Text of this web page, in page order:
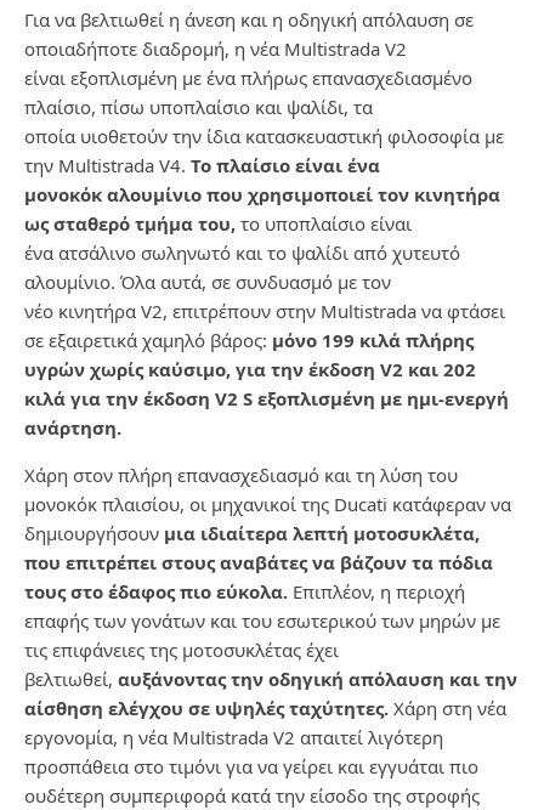
Για να βελτιωθεί η άνεση και η οδηγική απόλαυση σε
οποιαδήποτε διαδρομή, η νέα Multistrada V2
είναι εξοπλισμένη με ένα πλήρως επανασχεδιασμένο
πλαίσιο, πίσω υποπλαίσιο και ψαλίδι, τα
οποία υιοθετούν την ίδια κατασκευαστική φιλοσοφία με
την Multistrada V4. Το πλαίσιο είναι ένα
μονοκόκ αλουμίνιο που χρησιμοποιεί τον κινητήρα
ως σταθερό τμήμα του, το υποπλαίσιο είναι
ένα ατσάλινο σωληνωτό και το ψαλίδι από χυτευτό
αλουμίνιο. Όλα αυτά, σε συνδυασμό με τον
νέο κινητήρα V2, επιτρέπουν στην Multistrada να φτάσει
σε εξαιρετικά χαμηλό βάρος: μόνο 199 κιλά πλήρης
υγρών χωρίς καύσιμο, για την έκδοση V2 και 202
κιλά για την έκδοση V2 S εξοπλισμένη με ημι-ενεργή
ανάρτηση.
Χάρη στον πλήρη επανασχεδιασμό και τη λύση του
μονοκόκ πλαισίου, οι μηχανικοί της Ducati κατάφεραν να
δημιουργήσουν μια ιδιαίτερα λεπτή μοτοσυκλέτα,
που επιτρέπει στους αναβάτες να βάζουν τα πόδια
τους στο έδαφος πιο εύκολα. Επιπλέον, η περιοχή
επαφής των γονάτων και του εσωτερικού των μηρών με
τις επιφάνειες της μοτοσυκλέτας έχει
βελτιωθεί, αυξάνοντας την οδηγική απόλαυση και την
αίσθηση ελέγχου σε υψηλές ταχύτητες. Χάρη στη νέα
εργονομία, η νέα Multistrada V2 απαιτεί λιγότερη
προσπάθεια στο τιμόνι για να γείρει και εγγυάται πιο
ουδέτερη συμπεριφορά κατά την είσοδο της στροφής